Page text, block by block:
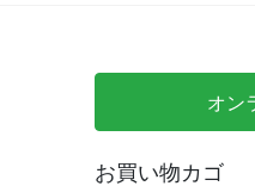
オン
お買い物カゴ